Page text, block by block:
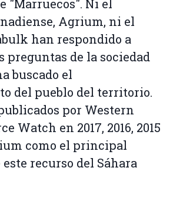
"Marruecos". Ni el
Agrium, ni el
han respondido a
preguntas de la sociedad
buscado el
del pueblo del territorio.
por Western
Watch en 2017, 2016, 2015
como el principal
recurso del Sáhara